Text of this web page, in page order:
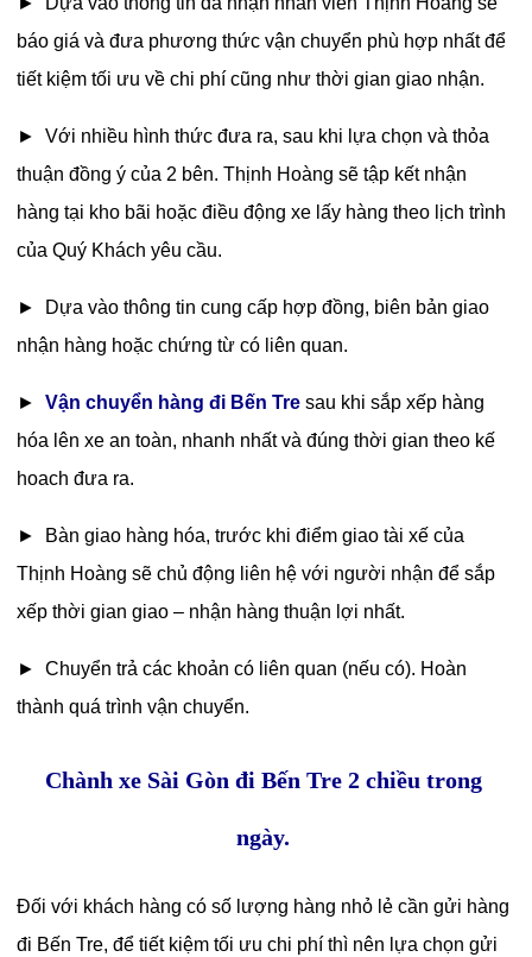
báo giá và đưa phương thức vận chuyển phù hợp nhất để
tiết kiệm tối ưu về chi phí cũng như thời gian giao nhận.
► Với nhiều hình thức đưa ra, sau khi lựa chọn và thỏa
thuận đồng ý của 2 bên. Thịnh Hoàng sẽ tập kết nhận
hàng tại kho bãi hoặc điều động xe lấy hàng theo lịch trình
của Quý Khách yêu cầu.
► Dựa vào thông tin cung cấp hợp đồng, biên bản giao
nhận hàng hoặc chứng từ có liên quan.
►Vận chuyển hàng đi Bến Tre sau khi sắp xếp hàng
hóa lên xe an toàn, nhanh nhất và đúng thời gian theo kế
hoach đưa ra.
► Bàn giao hàng hóa, trước khi điểm giao tài xế của
Thịnh Hoàng sẽ chủ động liên hệ với người nhận để sắp
xếp thời gian giao – nhận hàng thuận lợi nhất.
► Chuyển trả các khoản có liên quan (nếu có). Hoàn
thành quá trình vận chuyển.
Chành xe Sài Gòn đi Bến Tre 2 chiều trong
ngày.
Đối với khách hàng có số lượng hàng nhỏ lẻ cần gửi hàng
đi Bến Tre, để tiết kiệm tối ưu chi phí thì nên lựa chọn gửi